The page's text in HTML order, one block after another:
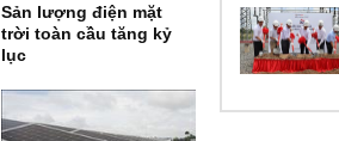
Sản lượng điện mặt
trời toàn cầu tăng kỷ
lục